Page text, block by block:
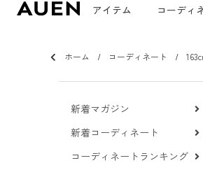
アイテム コーディ
ホーム コーディネート
新着マガジン
新着コーディネート
コーディネートランキング